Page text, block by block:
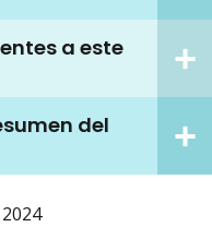
a este
del